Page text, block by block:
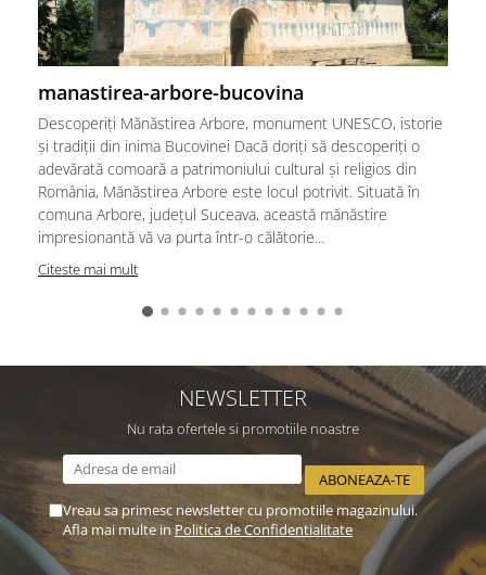
manastirea-arbore-bucovina
Descoperiți Mănăstirea Arbore, monument UNESCO, istorie
și tradiții din inima Bucovinei Dacă doriți să descoperiți o
adevărată comoară a patrimoniului cultural și religios din
România, Mănăstirea Arbore este locul potrivit. Situată în
comuna Arbore, județul Suceava, această mănăstire
impresionantă vă va purta într-o călătorie...
Citeste mai mult
NEWSLETTER
Nu rata ofertele si promotiile noastre
Vreau sa primesc newsletter cu promotiile magazinului.
Afla mai multe inPolitica de Confidentialitate